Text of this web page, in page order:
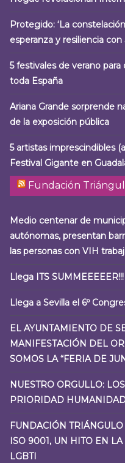
Protegido: ‘La
esperanza y resiliencia con
5 festivales de verano
toda España
Ariana Grande sorprende
de la exposición pública
5 artistas imprescindibles
Festival Gigante en
Fundación
Medio centenar de
autónomas, presentan
las personas con VIH
Llega ITS
Llega a Sevilla el 6º
EL AYUNTAMIENTO DE
MANIFESTACIÓN DEL
SOMOS LA “FERIA DE
NUESTRO ORGULLO:
PRIORIDAD
FUNDACIÓN
ISO 9001, UN HITO EN
LGBTI